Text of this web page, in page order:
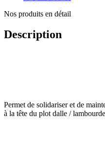
Nos produits en détail
Description
Permet de solidariser et de
à la tête du plot dalle /